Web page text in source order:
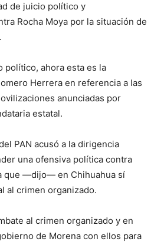
de juicio político y
Rocha Moya por la situación de
político, ahora esta es la
Herrera en referencia a las
anunciadas por
estatal.
PAN acusó a la dirigencia
una ofensiva política contra
que —dijo— en Chihuahua sí
al crimen organizado.
al crimen organizado y en
de Morena con ellos para